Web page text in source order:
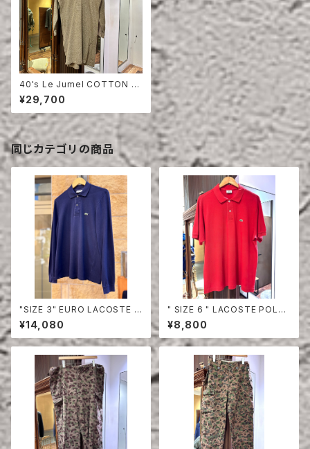
40's Le Jumel COTTON P
ULLOVER SHIRT
¥29,700
同じカテゴリの商品
"SIZE 3" EURO LACOSTE P
OLO SHIRT LONG SLEEVE
¥14,080
" SIZE 6 " LACOSTE POLO
SHIRT RED
¥8,800